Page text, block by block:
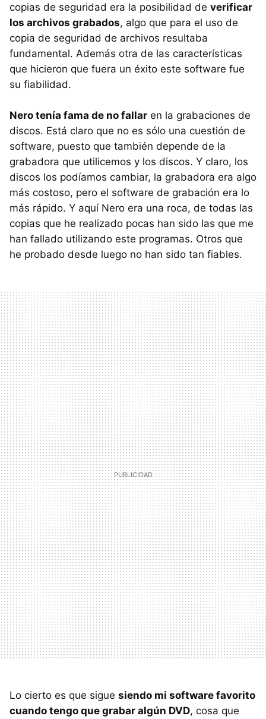
copias de seguridad era la posibilidad de verificar
los archivos grabados, algo que para el uso de
copia de seguridad de archivos resultaba
fundamental. Además otra de las características
que hicieron que fuera un éxito este software fue
su fiabilidad.
Nero tenía fama de no fallar en la grabaciones de
discos. Está claro que no es sólo una cuestión de
software, puesto que también depende de la
grabadora que utilicemos y los discos. Y claro, los
discos los podíamos cambiar, la grabadora era algo
más costoso, pero el software de grabación era lo
más rápido. Y aquí Nero era una roca, de todas las
copias que he realizado pocas han sido las que me
han fallado utilizando este programas. Otros que
he probado desde luego no han sido tan fiables.
Lo cierto es que sigue siendo mi software favorito
cuando tengo que grabar algún DVD, cosa que